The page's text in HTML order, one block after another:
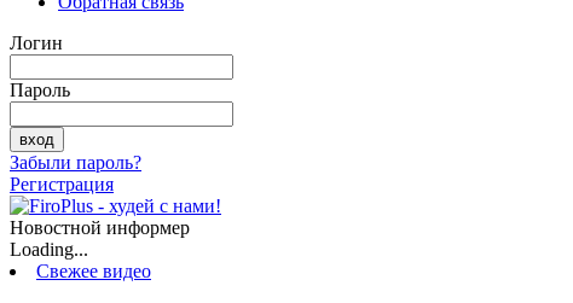
Логин
Пароль
Забыли пароль?
Регистрация
Новостной информер
Loading...
Свежее видео